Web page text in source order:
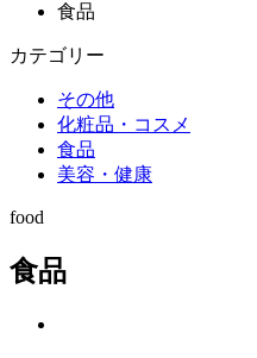
食品
カテゴリー
その他
化粧品・コスメ
食品
美容・健康
food
食品